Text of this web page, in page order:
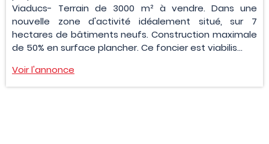
Viaducs- Terrain de 3000 m² à vendre. Dans une
nouvelle zone d'activité idéalement situé, sur 7
hectares de bâtiments neufs. Construction maximale
de 50% en surface plancher. Ce foncier est viabilis...
Voir l'annonce